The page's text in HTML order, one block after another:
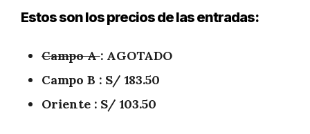
Estos son los precios de las entradas:
Campo A: AGOTADO
Campo B : S/ 183.50
Oriente : S/ 103.50